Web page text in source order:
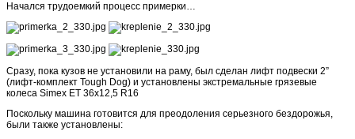
Начался трудоемкий процесс примерки…
Сразу, пока кузов не установили на раму, был сделан лифт подвески 2”
(лифт-комплект Tough Dog) и установлены экстремальные грязевые
колеса Simex ET 36x12,5 R16
Поскольку машина готовится для преодоления серьезного бездорожья,
были также установлены: